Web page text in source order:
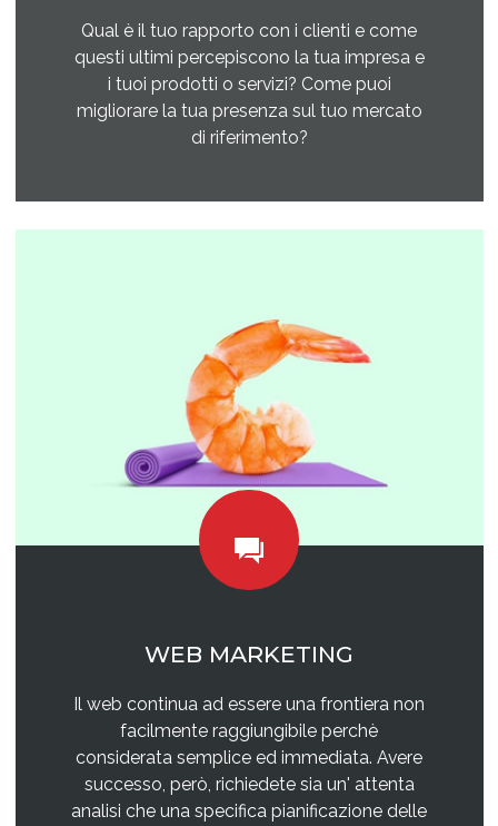
Qual è il tuo rapporto con i clienti e come
questi ultimi percepiscono la tua impresa e
i tuoi prodotti o servizi? Come puoi
migliorare la tua presenza sul tuo mercato
di riferimento?
WEB MARKETING
Il web continua ad essere una frontiera non
facilmente raggiungibile perchè
considerata semplice ed immediata. Avere
successo, però, richiedete sia un' attenta
analisi che una specifica pianificazione delle